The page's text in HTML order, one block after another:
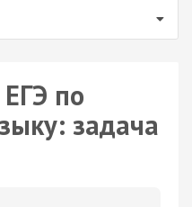
по
задача